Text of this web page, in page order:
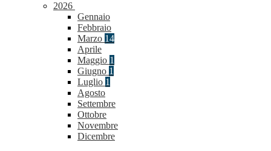
2026
Gennaio
Febbraio
Marzo 14
Aprile
Maggio 1
Giugno 1
Luglio 1
Agosto
Settembre
Ottobre
Novembre
Dicembre